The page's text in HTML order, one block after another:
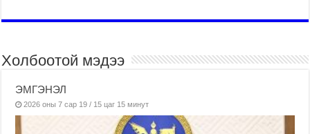
Холбоотой мэдээ
ЭМГЭНЭЛ
2026 оны 7 сар 19 / 15 цаг 15 минут